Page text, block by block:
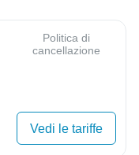
Politica di
cancellazione
Vedi le tariffe